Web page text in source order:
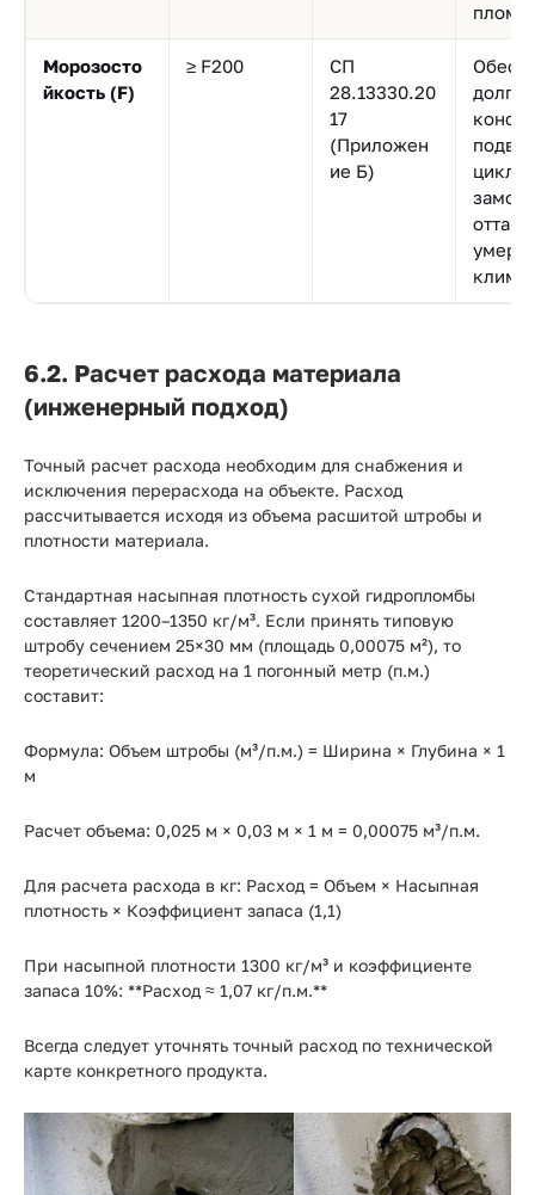
Морозосто
йкость (F)
≥ F200
СП
28.13330.20
17
(Приложен
ие Б)
6.2. Расчет расхода материала
(инженерный подход)
Точный расчет расхода необходим для снабжения и
исключения перерасхода на объекте. Расход
рассчитывается исходя из объема расшитой штробы и
плотности материала.
Стандартная насыпная плотность сухой гидропломбы
составляет 1200–1350 кг/м³. Если принять типовую
штробу сечением 25×30 мм (площадь 0,00075 м²), то
теоретический расход на 1 погонный метр (п.м.)
составит:
Формула: Объем штробы (м³/п.м.) = Ширина × Глубина × 1
м
Расчет объема: 0,025 м × 0,03 м × 1 м = 0,00075 м³/п.м.
Для расчета расхода в кг: Расход = Объем × Насыпная
плотность × Коэффициент запаса (1,1)
При насыпной плотности 1300 кг/м³ и коэффициенте
запаса 10%: **Расход ≈ 1,07 кг/п.м.**
Всегда следует уточнять точный расход по технической
карте конкретного продукта.